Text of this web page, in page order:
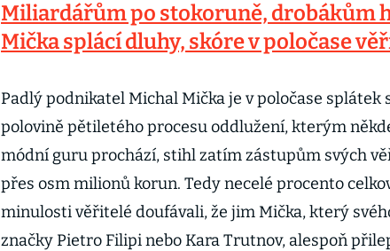
Miliardářům po stokoruně, drobákům
Mička splácí dluhy, skóre v poločase
Padlý podnikatel Michal Mička je v poločase splátek
polovině pětiletého procesu oddlužení, kterým
módní guru prochází, stihl zatím zástupům svých
přes osm milionů korun. Tedy necelé procento
minulosti věřitelé doufávali, že jim Mička, který
značky Pietro Filipi nebo Kara Trutnov, alespoň